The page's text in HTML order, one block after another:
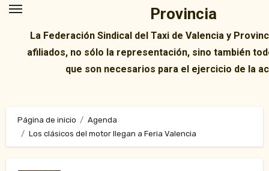
Provincia
La Federación Sindical del Taxi de Valencia y
afiliados, no sólo la representación, sino también
que son necesarios para el ejercicio de la
Página de inicio
Agenda
Los clásicos del motor llegan a Feria Valencia